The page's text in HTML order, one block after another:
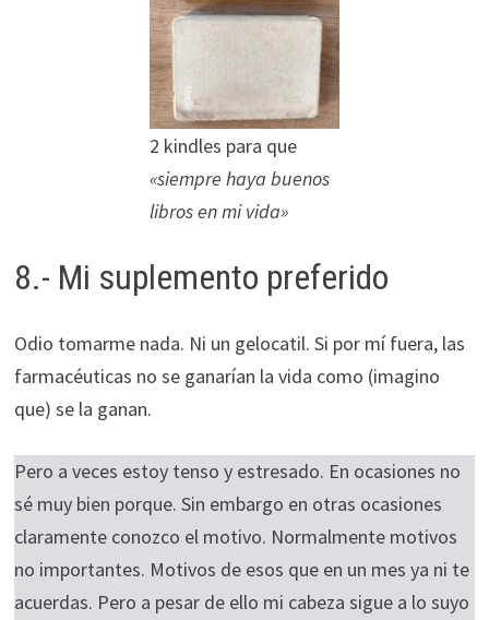
2 kindles para que
«siempre haya buenos
libros en mi vida»
8.- Mi suplemento preferido
Odio tomarme nada. Ni un gelocatil. Si por mí fuera, las
farmacéuticas no se ganarían la vida como (imagino
que) se la ganan.
Pero a veces estoy tenso y estresado. En ocasiones no
sé muy bien porque. Sin embargo en otras ocasiones
claramente conozco el motivo. Normalmente motivos
no importantes. Motivos de esos que en un mes ya ni te
acuerdas. Pero a pesar de ello mi cabeza sigue a lo suyo